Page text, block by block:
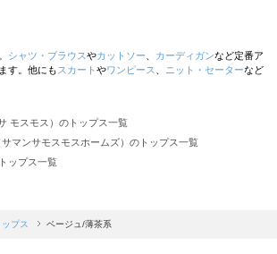
シャツ・ブラウスやカットソー カーディガンなど定番ア
す。他にも スカート やワンピース ニット・セーターなど
モスモス）のトップス一覧
マンサモスモスホームズ）のトップス一覧
ップス一覧
（ツハルバイサマンサモスモス）のトップス一覧
ンサモスモス ブルー）のトップス一覧
ップス ベージュ/薄茶系